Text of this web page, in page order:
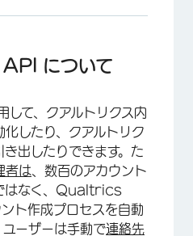
クセス
トコル
API について
て、クアルトリクス内
したり、クアルトリク
出したりできます。た
者は 、数百のアカウント
はなく、Qualtrics
ト作成プロセスを自動
ーザーは手動で連絡先